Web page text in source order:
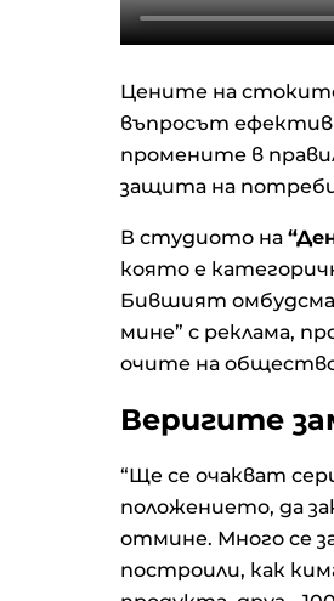
Цените на
въпросът
промените в
защита на
В студиото на
която е
Бившият
мине” с реклама,
очите на
Веригите
“Ще се очакват
положението, да
отмине. Много се
построили, как